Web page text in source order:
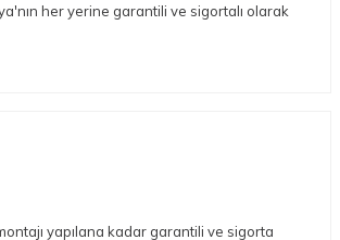
her yerine garantili ve sigortalı olarak
yapılana kadar garantili ve sigorta